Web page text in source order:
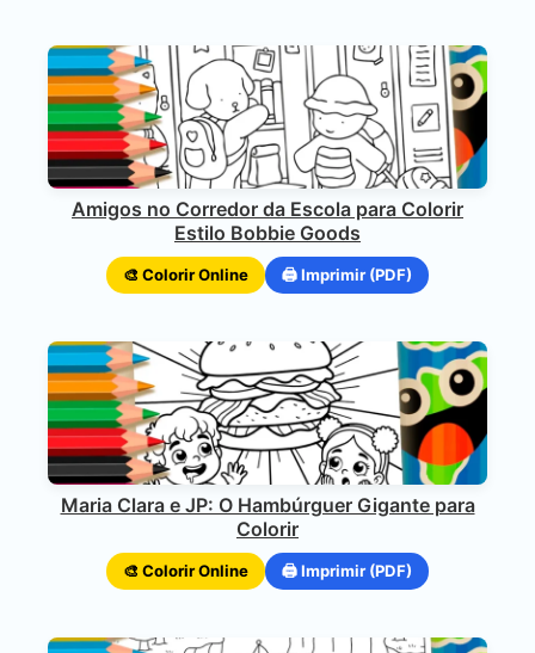
Amigos no Corredor da Escola para Colorir
Estilo Bobbie Goods
🎨 Colorir Online 🖨️ Imprimir (PDF)
Maria Clara e JP: O Hambúrguer Gigante para
Colorir
🎨 Colorir Online 🖨️ Imprimir (PDF)